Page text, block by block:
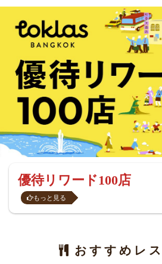
優待リワード100店
もっと見る
おすすめレ